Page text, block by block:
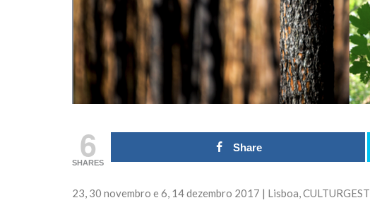
de Jardinagem
Sábado 17 &
Domingo 18 de
27 de Julho de 2026
Iberflora lança
concurso de
paisagismo para
transformar o
21 de Julho de 2026
6
SHARES
Share
23, 30 novembro e 6, 14 dezembro 2017 | Lisboa, CULTURGEST